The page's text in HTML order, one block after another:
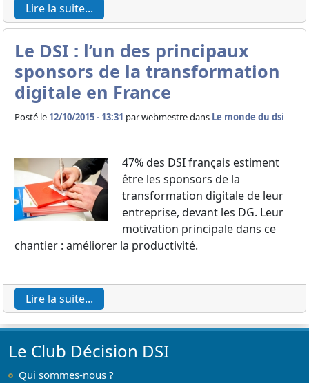
Lire la suite...
Le DSI : l’un des principaux
sponsors de la transformation
digitale en France
Posté le 12/10/2015 - 13:31 parwebmestre dans Le monde du dsi
47% des DSI français estiment
être les sponsors de la
transformation digitale de leur
entreprise, devant les DG. Leur
motivation principale dans ce
chantier : améliorer la productivité.
Lire la suite...
Le Club Décision DSI
Qui sommes-nous ?